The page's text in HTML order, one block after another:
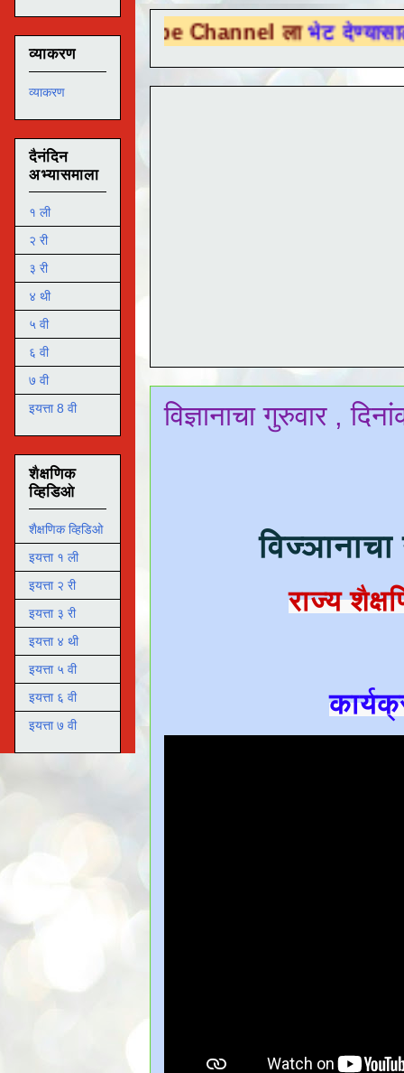
Tube Channel लाभेट देण्यासाठी येथे
विज्ञानाचा गुरुवार ,
राज्य
व्याकरण
व्याकरण
दैनंदिन
अभ्यासमाला
१ ली
२ री
३ री
४ थी
५ वी
६ वी
७ वी
इयत्ता 8 वी
शैक्षणिक
व्हिडिओ
शैक्षणिक व्हिडिओ
इयत्ता १ ली
इयत्ता २ री
इयत्ता ३ री
इयत्ता ४ थी
इयत्ता ५ वी
इयत्ता ६ वी
इयत्ता ७ वी